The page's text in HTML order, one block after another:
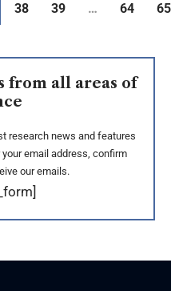
38 39 … 64 65
from all areas of
research news and features
email address, confirm
our emails.